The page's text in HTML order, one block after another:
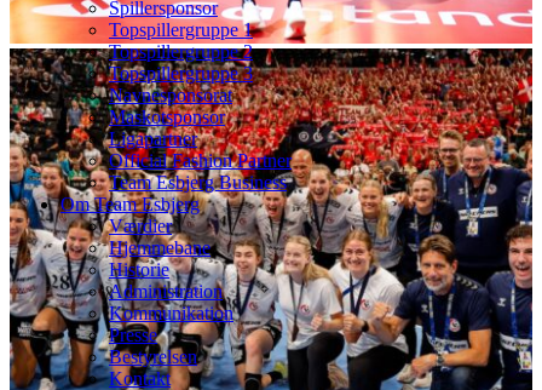
Spillersponsor
Topspillergruppe 1
Topspillergruppe 2
Topspillergruppe 3
Navnesponsorat
Maskotsponsor
Ligapartner
Official Fashion Partner
Team Esbjerg Business
Om Team Esbjerg
Værdier
Hjemmebane
Historie
Administration
Kommunikation
Presse
Bestyrelsen
Kontakt